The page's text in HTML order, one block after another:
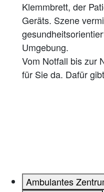
Vom Notfall bis zur
für Sie da. Dafür
Ambulantes